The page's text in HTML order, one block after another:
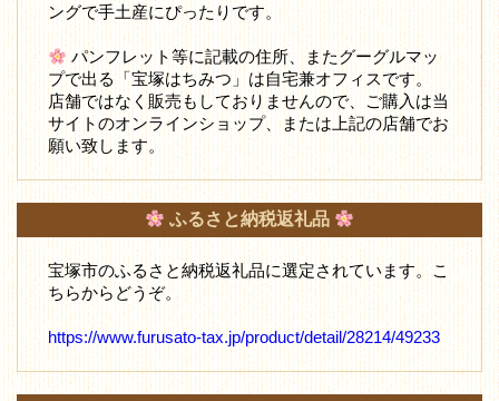
ングで手土産にぴったりです。
パンフレット等に記載の住所、またグーグルマッ
プで出る「宝塚はちみつ」は自宅兼オフィスです。
店舗ではなく販売もしておりませんので、ご購入は当
サイトのオンラインショップ、または上記の店舗でお
願い致します。
ふるさと納税返礼品
宝塚市のふるさと納税返礼品に選定されています。こ
ちらからどうぞ。
https://www.furusato-tax.jp/product/detail/28214/49233